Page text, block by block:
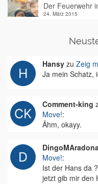
Der Feuerwehr
24. März 2015
Hansy zu Zeig
Ja mein Schatz,
Comment-king
Move!:
Ähm, okayy.
Move!:
Ist der Hans da
jetzt gib mir den